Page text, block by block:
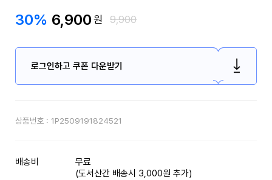
30% 6,900원 9,900
로그인하고 쿠폰 다운받기
상품번호 : 1P2509191824521
배송비
무료
(도서산간 배송시 3,000원 추가)